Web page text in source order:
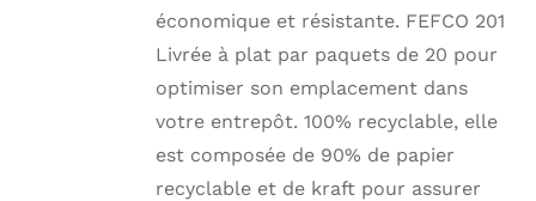
économique et résistante. FEFCO 201
Livrée à plat par paquets de 20 pour
optimiser son emplacement dans
votre entrepôt. 100% recyclable, elle
est composée de 90% de papier
recyclable et de kraft pour assurer